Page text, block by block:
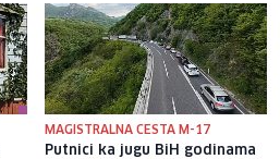
MAGISTRALNA CESTA M-17
Putnici ka jugu BiH godinama